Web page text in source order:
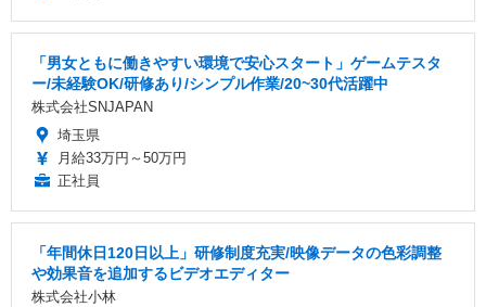
「男女ともに働きやすい環境で安心スタート」ゲームテスタ
ー/未経験OK/研修あり/シンプル作業/20~30代活躍中
株式会社SNJAPAN
埼玉県
月給33万円～50万円
正社員
「年間休日120日以上」研修制度充実/映像データの色彩調整
や効果音を追加するビデオエディター
株式会社小林